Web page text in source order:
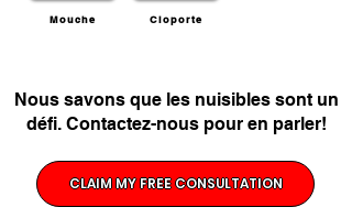
Mouche Cloporte
Nous savons que les nuisibles sont un
défi. Contactez-nous pour en parler!
CLAIM MY FREE CONSULTATION